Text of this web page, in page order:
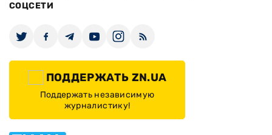
СОЦСЕТИ
ПОДДЕРЖАТЬ ZN.UA
Поддержать независимую
журналистику!